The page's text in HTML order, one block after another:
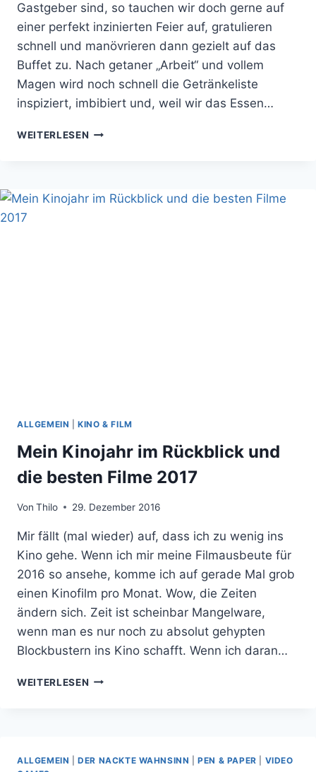
Gastgeber sind, so tauchen wir doch gerne auf
einer perfekt inzinierten Feier auf, gratulieren
schnell und manövrieren dann gezielt auf das
Buffet zu. Nach getaner „Arbeit“ und vollem
Magen wird noch schnell die Getränkeliste
inspiziert, imbibiert und, weil wir das Essen…
WEITERLESEN DEINE
PERFEKTE
HORRORDINNER
ALLGEMEIN |KINO & FILM
Mein Kinojahr im Rückblick und
die besten Filme 2017
Von Thilo 29. Dezember 2016
Mir fällt (mal wieder) auf, dass ich zu wenig ins
Kino gehe. Wenn ich mir meine Filmausbeute für
2016 so ansehe, komme ich auf gerade Mal grob
einen Kinofilm pro Monat. Wow, die Zeiten
ändern sich. Zeit ist scheinbar Mangelware,
wenn man es nur noch zu absolut gehypten
Blockbustern ins Kino schafft. Wenn ich daran…
WEITERLESEN MEIN
BESTEN
ALLGEMEIN |DER NACKTE WAHNSINN |PEN & PAPER
VIDEO